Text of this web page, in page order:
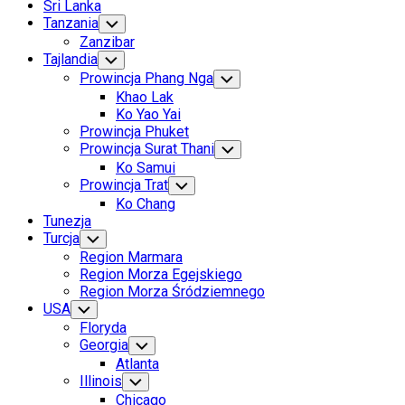
Sri Lanka
Tanzania Toggle
Child
Menu
Zanzibar
Tajlandia Toggle
Child
Menu
Prowincja Phang Nga Toggle
Child
Khao Lak
Ko Yao Yai
Prowincja Phuket
Prowincja Surat Thani Toggle
Child
Ko Samui
Prowincja Trat Toggle
Child
Menu
Ko Chang
Tunezja
Turcja Toggle
Child
Menu
Region Marmara
Region Morza Egejskiego
Region Morza Śródziemnego
USA Toggle
Child
Menu
Floryda
Georgia Toggle
Child
Menu
Atlanta
Illinois Toggle
Child
Chicago